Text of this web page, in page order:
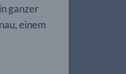
ganzer
einem